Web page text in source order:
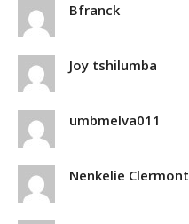
Bfranck
Joy tshilumba
umbmelva011
Nenkelie Clermont